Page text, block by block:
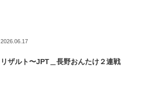
2026.06.17
リザルト〜JPT＿長野おんたけ２連戦